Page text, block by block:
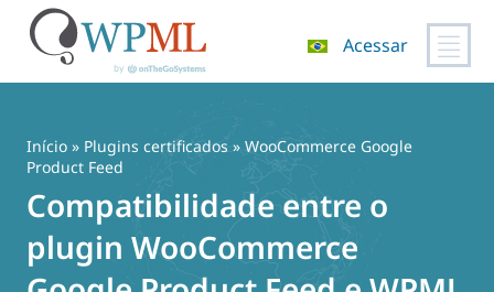
conteúdo
Acessar
Início » Plugins certificados » WooCommerce Google
Product Feed
Compatibilidade entre o
plugin WooCommerce